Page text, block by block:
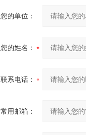
您的单位：
您的姓名：
联系电话：
常用邮箱：